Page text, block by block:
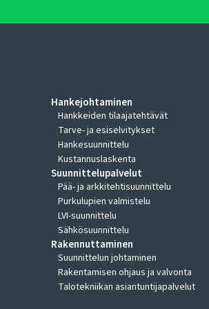
Hankejohtaminen
Hankkeiden tilaajatehtävät
Tarve- ja esiselvitykset
Hankesuunnittelu
Kustannuslaskenta
Suunnittelupalvelut
Pää- ja arkkitehtisuunnittelu
Purkulupien valmistelu
LVI-suunnittelu
Sähkösuunnittelu
Rakennuttaminen
Suunnittelun johtaminen
Rakentamisen ohjaus ja valvonta
Talotekniikan asiantuntijapalvelut